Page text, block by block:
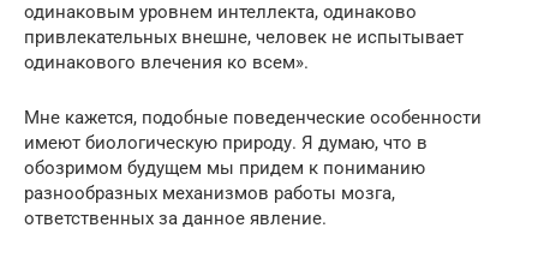
одинаковым уровнем интеллекта, одинаково
привлекательных внешне, человек не испытывает
одинакового влечения ко всем».
Мне кажется, подобные поведенческие особенности
имеют биологическую природу. Я думаю, что в
обозримом будущем мы придем к пониманию
разнообразных механизмов работы мозга,
ответственных за данное явление.